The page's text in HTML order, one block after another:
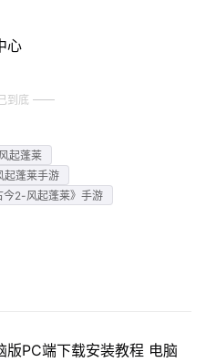
心
到底
起蓬莱
起蓬莱手游
今2-风起蓬莱》手游
版PC端下载安装教程 电脑